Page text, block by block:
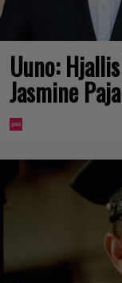
Uuno:
Jasmine